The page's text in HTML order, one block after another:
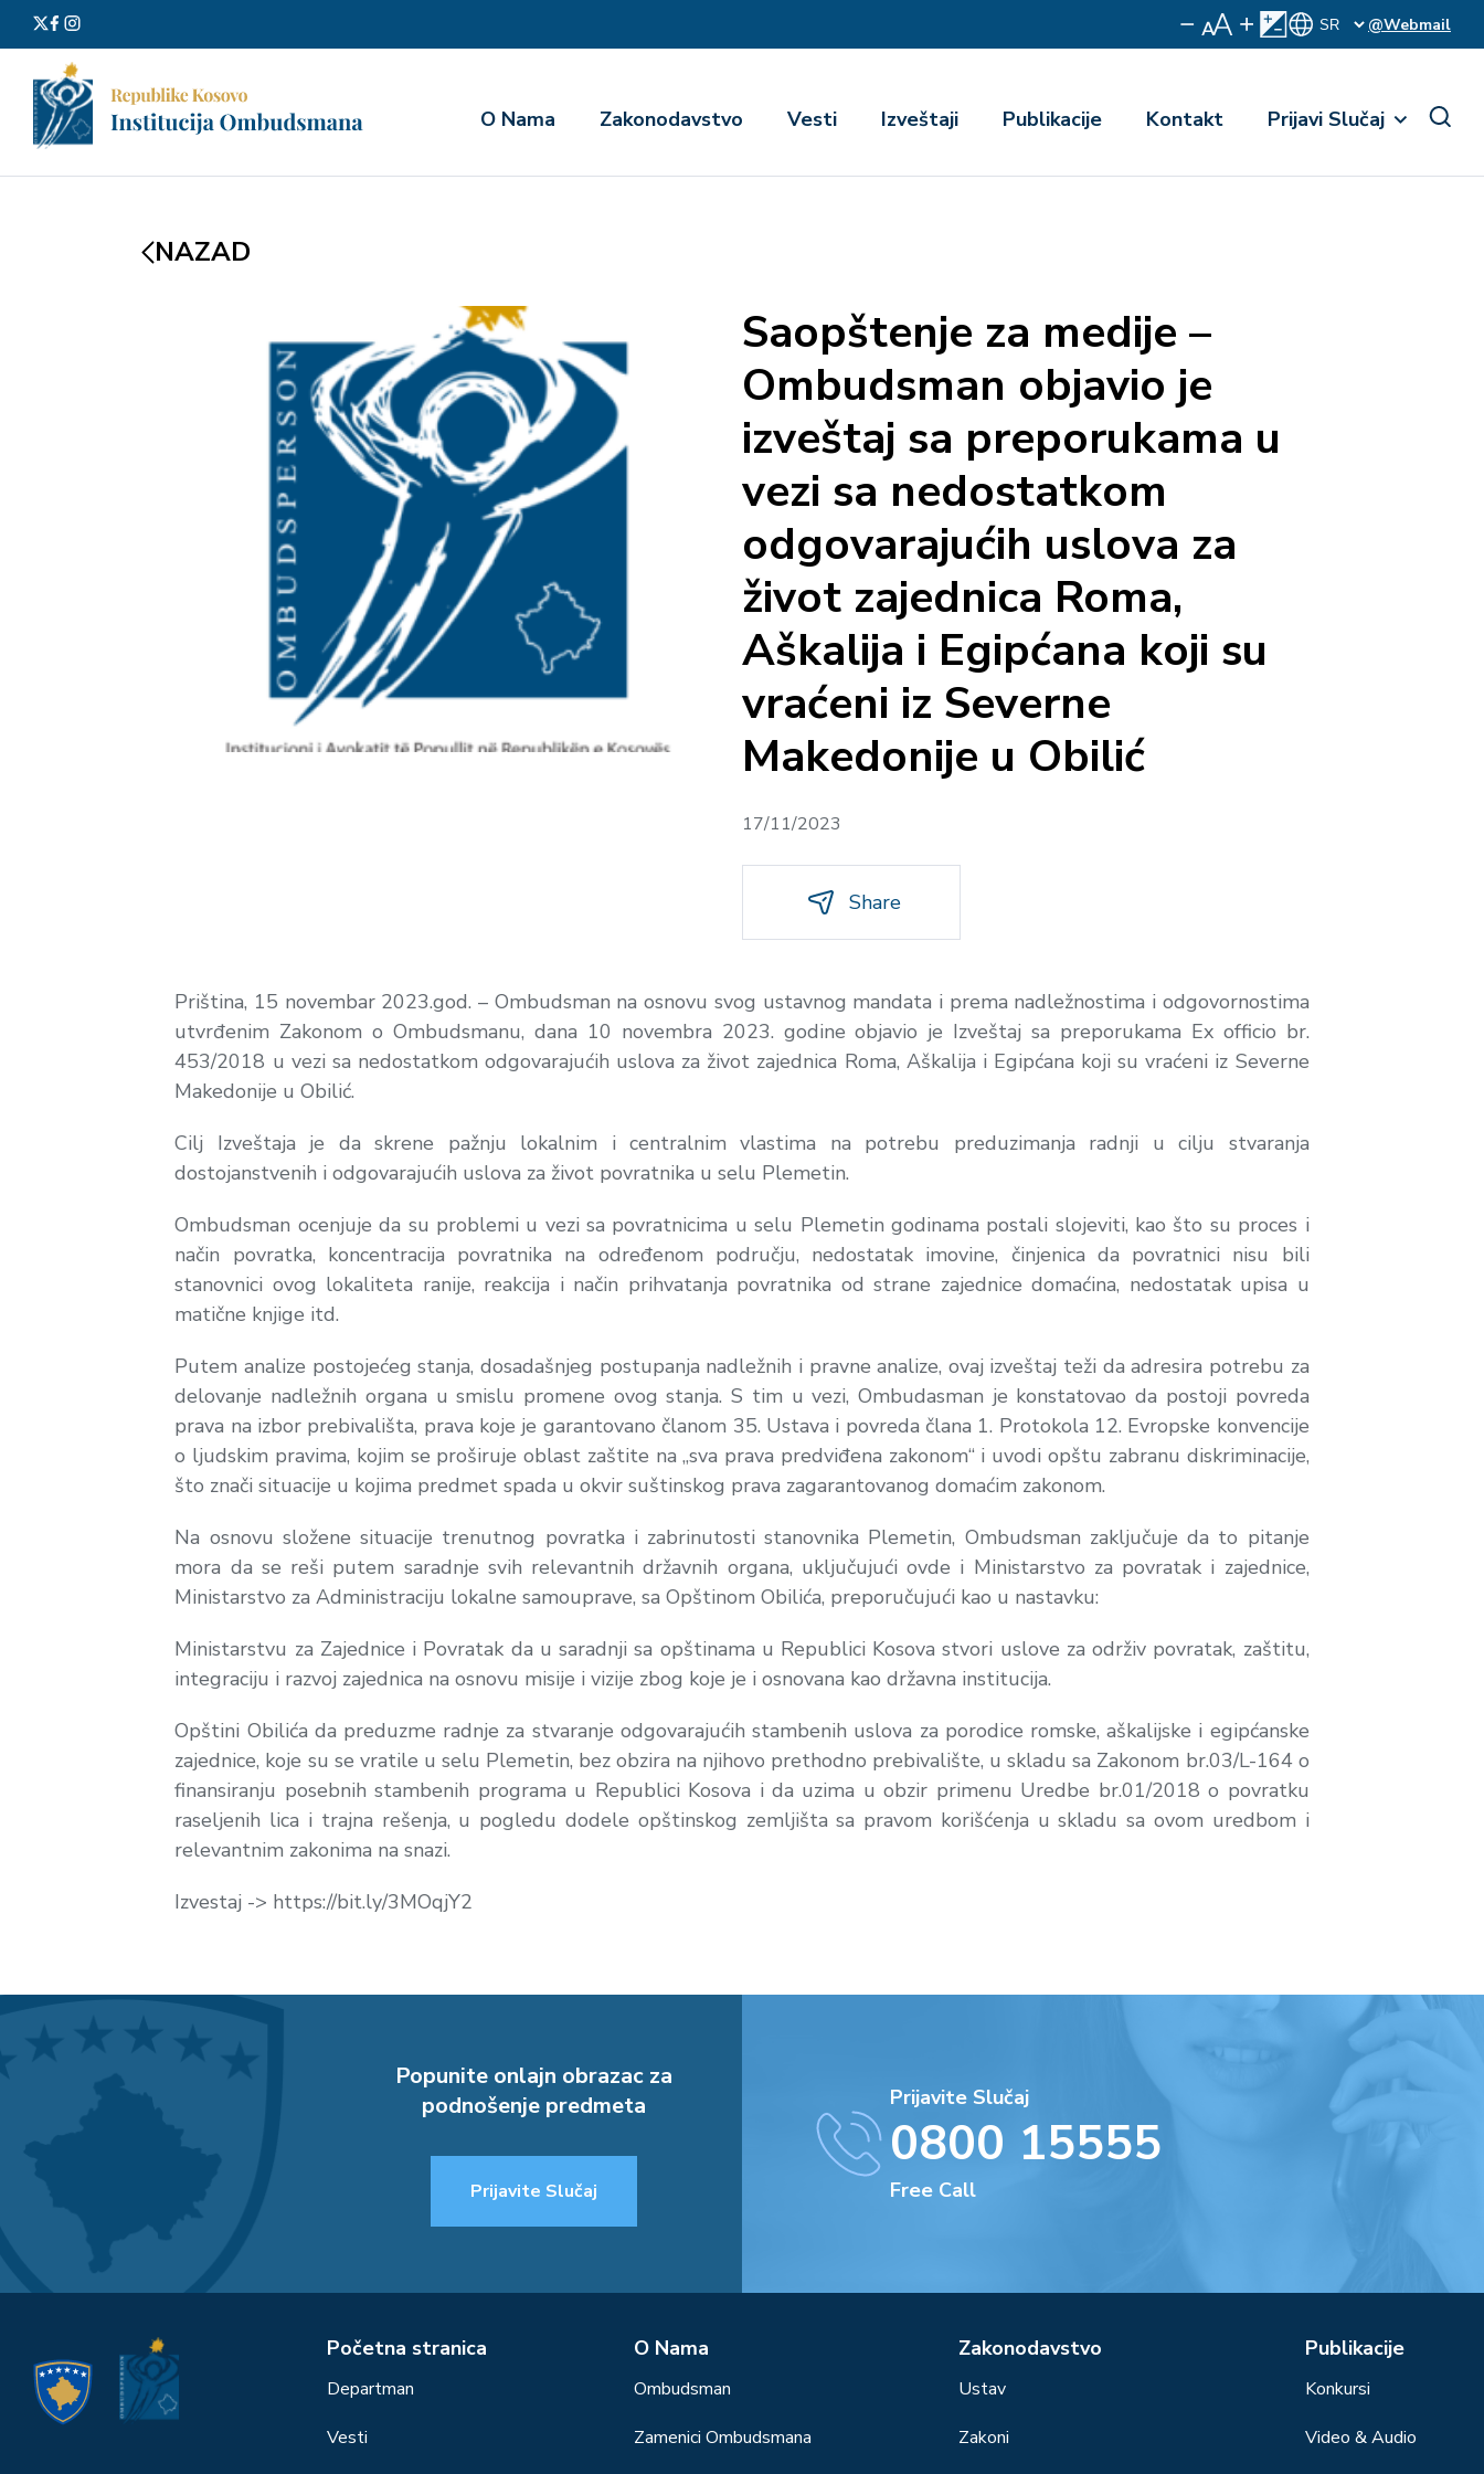
@Webmail
О Nama Zakonodavstvo Vesti Izveštaji Publikacije Kontakt Prijavi Slučaj
NAZAD
Saopštenje za medije –
Ombudsman objavio je
izveštaj sa preporukama u
vezi sa nedostatkom
odgovarajućih uslova za
život zajednica Roma,
Aškalija i Egipćana koji su
vraćeni iz Severne
Makedonije u Obilić
17/11/2023
Share
Priština, 15 novembar 2023.god. – Ombudsman na osnovu svog ustavnog mandata i prema nadležnostima i odgovornostima
utvrđenim Zakonom o Ombudsmanu, dana 10 novembra 2023. godine objavio je Izveštaj sa preporukama Ex officio br.
453/2018 u vezi sa nedostatkom odgovarajućih uslova za život zajednica Roma, Aškalija i Egipćana koji su vraćeni iz Severne
Makedonije u Obilić.
Cilj Izveštaja je da skrene pažnju lokalnim i centralnim vlastima na potrebu preduzimanja radnji u cilju stvaranja
dostojanstvenih i odgovarajućih uslova za život povratnika u selu Plemetin.
Ombudsman ocenjuje da su problemi u vezi sa povratnicima u selu Plemetin godinama postali slojeviti, kao što su proces i
način povratka, koncentracija povratnika na određenom području, nedostatak imovine, činjenica da povratnici nisu bili
stanovnici ovog lokaliteta ranije, reakcija i način prihvatanja povratnika od strane zajednice domaćina, nedostatak upisa u
matične knjige itd.
Putem analize postojećeg stanja, dosadašnjeg postupanja nadležnih i pravne analize, ovaj izveštaj teži da adresira potrebu za
delovanje nadležnih organa u smislu promene ovog stanja. S tim u vezi, Ombudasman je konstatovao da postoji povreda
prava na izbor prebivališta, prava koje je garantovano članom 35. Ustava i povreda člana 1. Protokola 12. Evropske konvencije
o ljudskim pravima, kojim se proširuje oblast zaštite na„sva prava predviđena zakonom“ i uvodi opštu zabranu diskriminacije,
što znači situacije u kojima predmet spada u okvir suštinskog prava zagarantovanog domaćim zakonom.
Na osnovu složene situacije trenutnog povratka i zabrinutosti stanovnika Plemetin, Ombudsman zaključuje da to pitanje
mora da se reši putem saradnje svih relevantnih državnih organa, uključujući ovde i Ministarstvo za povratak i zajednice,
Ministarstvo za Administraciju lokalne samouprave, sa Opštinom Obilića, preporučujući kao u nastavku:
Ministarstvu za Zajednice i Povratak da u saradnji sa opštinama u Republici Kosova stvori uslove za održiv povratak, zaštitu,
integraciju i razvoj zajednica na osnovu misije i vizije zbog koje je i osnovana kao državna institucija.
Opštini Obilića da preduzme radnje za stvaranje odgovarajućih stambenih uslova za porodice romske, aškalijske i egipćanske
zajednice, koje su se vratile u selu Plemetin, bez obzira na njihovo prethodno prebivalište, u skladu sa Zakonom br.03/L-164 o
finansiranju posebnih stambenih programa u Republici Kosova i da uzima u obzir primenu Uredbe br.01/2018 o povratku
raseljenih lica i trajna rešenja, u pogledu dodele opštinskog zemljišta sa pravom korišćenja u skladu sa ovom uredbom i
relevantnim zakonima na snazi.
Izvestaj -> https://bit.ly/3MOqjY2
Popunite onlajn obrazac za
podnošenje predmeta
Prijavite Slučaj
Prijavite Slučaj
0800 15555
Free Call
Početna stranica
Departman
Vesti
О Nama
Ombudsman
Zamenici Ombudsmana
Zakonodavstvo
Ustav
Zakoni
Publikacije
Konkursi
Video & Audio